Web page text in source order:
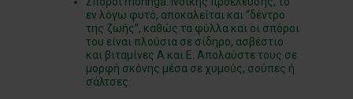
εν λόγω φυτό, αποκαλείται και “δέντρο
της ζωής”, καθώς τα φύλλα και οι σπόροι
του είναι πλούσια σε σίδηρο, ασβέστιο
και βιταμίνες Α και Ε. Απολαύστε τους σε
μορφή σκόνης μέσα σε χυμούς, σούπες ή
σάλτσες.